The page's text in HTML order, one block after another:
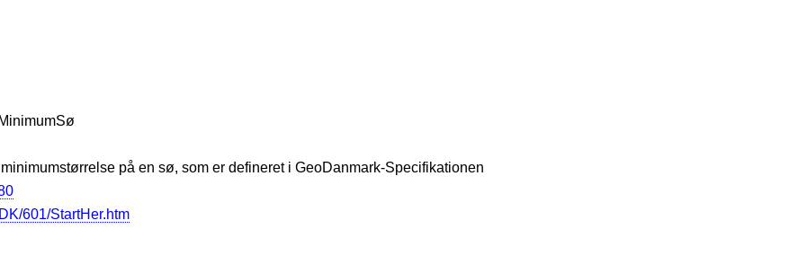
på en sø, som er defineret i GeoDanmark-Specifikationen
601/StartHer.htm